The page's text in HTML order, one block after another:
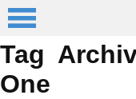
Tag
One